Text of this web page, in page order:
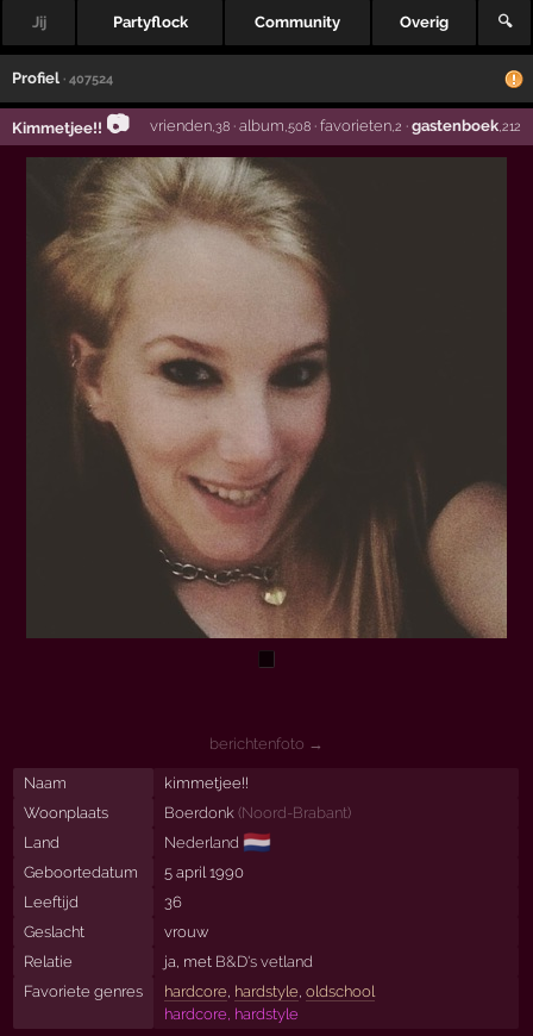
Jij Partyflock Community Overig 🔍
Profiel · 407524
Kimmetjee!! 📷 vrienden,38· album ,508· favorieten,2 · gastenboek,212
berichtenfoto →
Naam
kimmetjee!!
Woonplaats
Boerdonk (Noord-Brabant)
Land
Nederland 🇳🇱
Geboortedatum
5 april 1990
Leeftijd
36
Geslacht
vrouw
Relatie
ja, met B&D's vetland
Favoriete genres
hardcore hardstyle oldschool
hardcore, hardstyle